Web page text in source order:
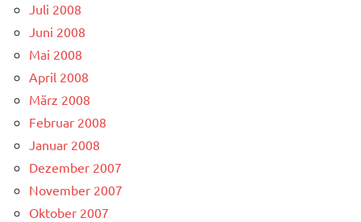
Juli 2008
Juni 2008
Mai 2008
April 2008
März 2008
Februar 2008
Januar 2008
Dezember 2007
November 2007
Oktober 2007